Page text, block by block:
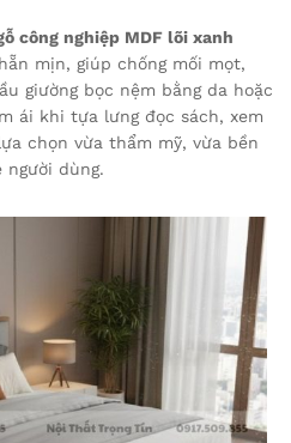
công nghiệp MDF lõi xanh
mịn, giúp chống mối mọt,
giường bọc nệm bằng da hoặc
ái khi tựa lưng đọc sách, xem
chọn vừa thẩm mỹ, vừa bền
người dùng.